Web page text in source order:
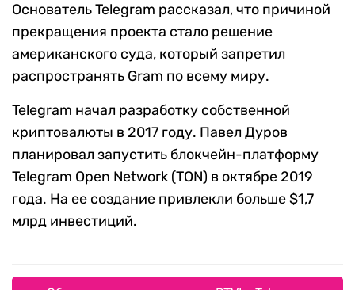
Основатель Telegram рассказал, что причиной
прекращения проекта стало решение
американского суда, который запретил
распространять Gram по всему миру.
Telegram начал разработку собственной
криптовалюты в 2017 году. Павел Дуров
планировал запустить блокчейн-платформу
Telegram Open Network (TON) в октябре 2019
года. На ее создание привлекли больше $1,7
млрд инвестиций.